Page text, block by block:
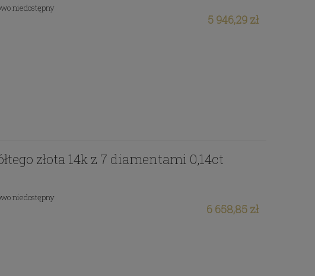
niedostępny
5 946,29 zł
złota 14k z 7 diamentami 0,14ct
niedostępny
6 658,85 zł